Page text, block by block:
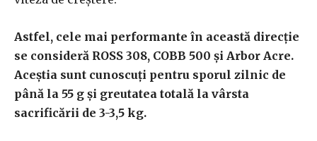
Astfel, cele mai performante în această direcție
se consideră ROSS 308, COBB 500 și Arbor Acre.
Aceștia sunt cunoscuți pentru sporul zilnic de
până la 55 g și greutatea totală la vârsta
sacrificării de 3-3,5 kg.